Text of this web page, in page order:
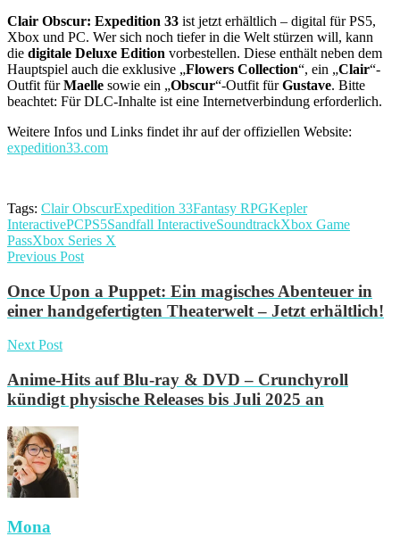
Clair Obscur: Expedition 33 ist jetzt erhältlich – digital für PS5,
Xbox und PC. Wer sich noch tiefer in die Welt stürzen will, kann
die digitale Deluxe Edition vorbestellen. Diese enthält neben dem
Hauptspiel auch die exklusive „Flowers Collection“, ein „Clair“-
Outfit fürMaelle sowie ein „Obscur“-Outfit fürGustave. Bitte
beachtet: Für DLC-Inhalte ist eine Internetverbindung erforderlich.
Weitere Infos und Links findet ihr auf der offiziellen Website:
expedition33.com
Tags: Clair ObscurExpedition 33Fantasy RPGKepler
InteractivePCPS5Sandfall InteractiveSoundtrackXbox Game
PassXbox Series X
Previous Post
Once Upon a Puppet: Ein magisches Abenteuer in
einer handgefertigten Theaterwelt – Jetzt erhältlich!
Next Post
Anime-Hits auf Blu-ray & DVD – Crunchyroll
kündigt physische Releases bis Juli 2025 an
Mona